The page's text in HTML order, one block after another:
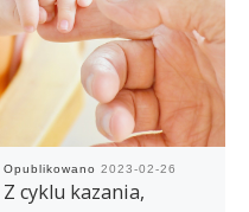
Opublikowano 2023-02-26
Z cyklu kazania,